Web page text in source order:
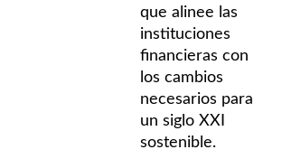
que alinee las
instituciones
financieras con
los cambios
necesarios para
un siglo XXI
sostenible.